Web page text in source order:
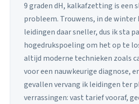
9 graden dH, kalkafzetting is een
probleem. Trouwens, in de winter
leidingen daar sneller, dus ik sta
hogedrukspoeling om het op te
altijd moderne technieken zoals
voor een nauwkeurige diagnose,
gevallen vervang ik leidingen ter
verrassingen: vast tarief vooraf,